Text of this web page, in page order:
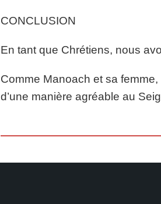
CONCLUSION
En tant que Chrétiens, nous
Comme Manoach et sa
d’une manière agréable au